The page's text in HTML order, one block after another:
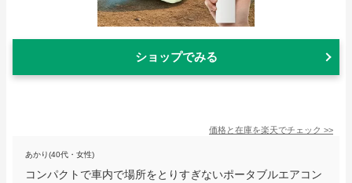
ショップでみる
価格と在庫を楽天でチェック >>
あかり(40代・女性)
コンパクトで車内で場所をとりすぎないポータブルエアコン